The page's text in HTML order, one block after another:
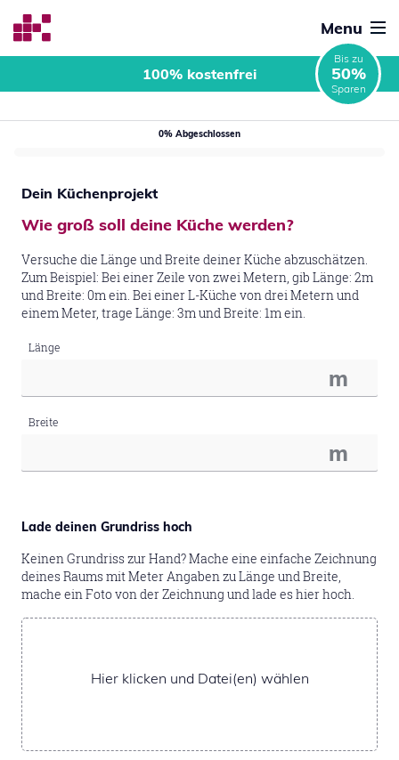
Menu
100% kostenfrei
Bis zu
50%
Sparen
0% Abgeschlossen
Dein Küchenprojekt
Wie groß soll deine Küche werden?
Versuche die Länge und Breite deiner Küche abzuschätzen.
Zum Beispiel: Bei einer Zeile von zwei Metern, gib Länge: 2m
und Breite: 0m ein. Bei einer L-Küche von drei Metern und
einem Meter, trage Länge: 3m und Breite: 1m ein.
Länge
m
Breite
m
Lade deinen Grundriss hoch
Keinen Grundriss zur Hand? Mache eine einfache Zeichnung
deines Raums mit Meter Angaben zu Länge und Breite,
mache ein Foto von der Zeichnung und lade es hier hoch.
Hier klicken und Datei(en) wählen